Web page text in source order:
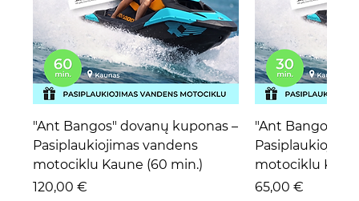
"Ant Bangos" dovanų kuponas –
Pasiplaukiojimas vandens
motociklu Kaune (60 min.)
Kaina
120,00 €
"Ant Bangos"
motociklu
Kaina
65,00 €